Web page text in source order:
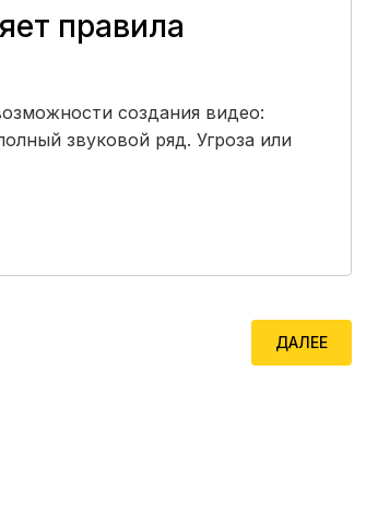
правила
создания видео:
звуковой ряд. Угроза или
ДАЛЕЕ
ДАЛЕЕ